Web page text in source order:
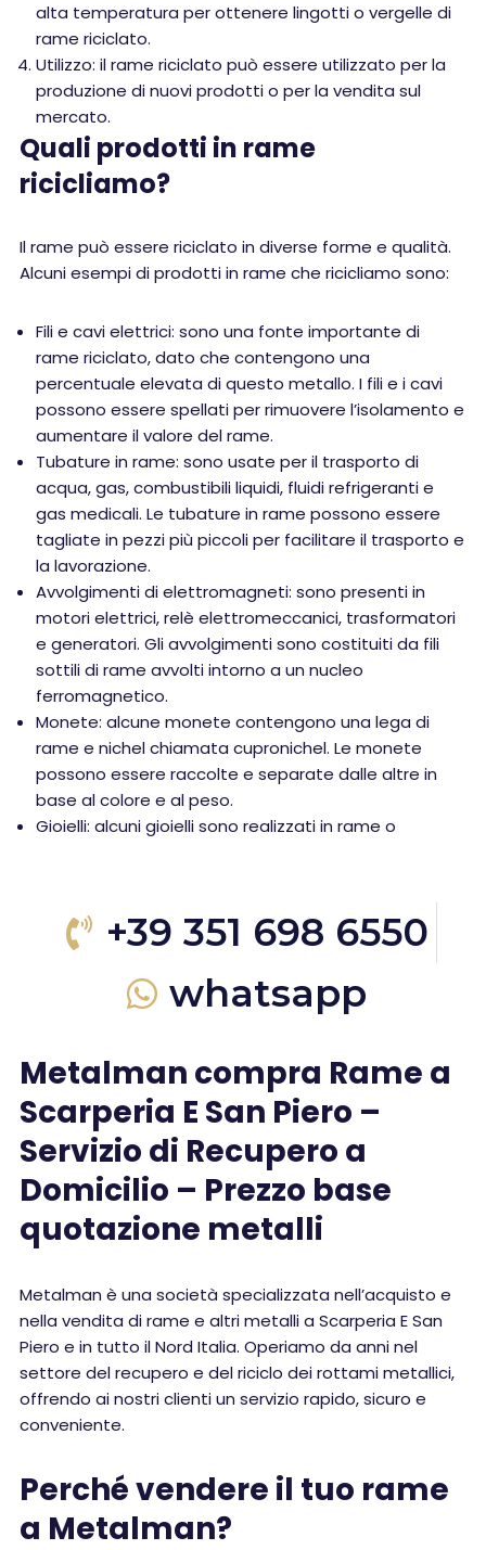
alta temperatura per ottenere lingotti o vergelle di
rame riciclato.
Utilizzo: il rame riciclato può essere utilizzato per la
produzione di nuovi prodotti o per la vendita sul
mercato.
Quali prodotti in rame
ricicliamo?
Il rame può essere riciclato in diverse forme e qualità.
Alcuni esempi di prodotti in rame che ricicliamo sono:
Fili e cavi elettrici: sono una fonte importante di
rame riciclato, dato che contengono una
percentuale elevata di questo metallo. I fili e i cavi
possono essere spellati per rimuovere l’isolamento e
aumentare il valore del rame.
Tubature in rame: sono usate per il trasporto di
acqua, gas, combustibili liquidi, fluidi refrigeranti e
gas medicali. Le tubature in rame possono essere
tagliate in pezzi più piccoli per facilitare il trasporto e
la lavorazione.
Avvolgimenti di elettromagneti: sono presenti in
motori elettrici, relè elettromeccanici, trasformatori
e generatori. Gli avvolgimenti sono costituiti da fili
sottili di rame avvolti intorno a un nucleo
ferromagnetico.
Monete: alcune monete contengono una lega di
rame e nichel chiamata cupronichel. Le monete
possono essere raccolte e separate dalle altre in
base al colore e al peso.
Gioielli: alcuni gioielli sono realizzati in rame o
+39 351 698 6550
whatsapp
Metalman compra Rame a
Scarperia E San Piero –
Servizio di Recupero a
Domicilio – Prezzo base
quotazione metalli
Metalman è una società specializzata nell’acquisto e
nella vendita di rame e altri metalli a Scarperia E San
Piero e in tutto il Nord Italia. Operiamo da anni nel
settore del recupero e del riciclo dei rottami metallici,
offrendo ai nostri clienti un servizio rapido, sicuro e
conveniente.
Perché vendere il tuo rame
a Metalman?